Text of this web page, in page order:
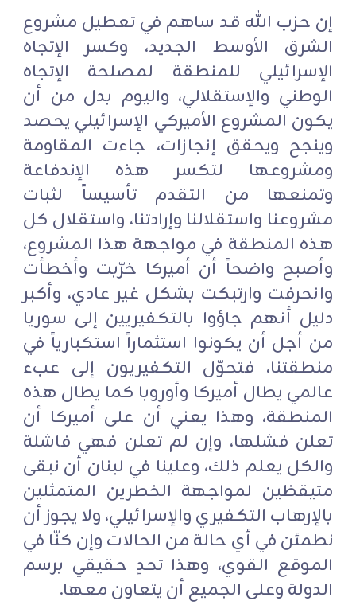
إن حزب الله قد ساهم في تعطيل مشروع
الشرق الأوسط الجديد، وكسر الإتجاه
الإسرائيلي للمنطقة لمصلحة الإتجاه
الوطني والإستقلالي، واليوم بدل من أن
يكون المشروع الأميركي الإسرائيلي يحصد
وينجح ويحقق إنجازات، جاءت المقاومة
ومشروعها لتكسر هذه الإندفاعة
وتمنعها من التقدم تأسيساً لثبات
مشروعنا واستقلالنا وإرادتنا، واستقلال كل
هذه المنطقة في مواجهة هذا المشروع،
وأصبح واضحاً أن أميركا خرّبت وأخطأت
وانحرفت وارتبكت بشكل غير عادي، وأكبر
دليل أنهم جاؤوا بالتكفيريين إلى سوريا
من أجل أن يكونوا استثماراً استكبارياً في
منطقتنا، فتحوّل التكفيريون إلى عبء
عالمي يطال أميركا وأوروبا كما يطال هذه
المنطقة، وهذا يعني أن على أميركا أن
تعلن فشلها، وإن لم تعلن فهي فاشلة
والكل يعلم ذلك، وعلينا في لبنان أن نبقى
متيقظين لمواجهة الخطرين المتمثلين
بالإرهاب التكفيري والإسرائيلي، ولا يجوز أن
نطمئن في أي حالة من الحالات وإن كنّا في
الموقع القوي، وهذا تحدٍ حقيقي برسم
الدولة وعلى الجميع أن يتعاون معها.